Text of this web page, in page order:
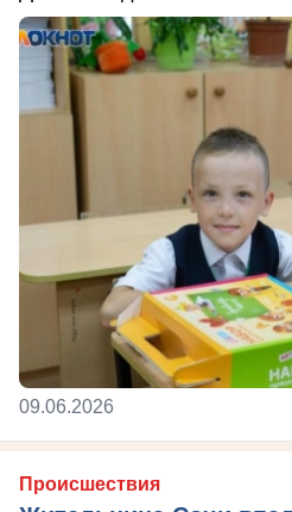
09.06.2026
Происшествия